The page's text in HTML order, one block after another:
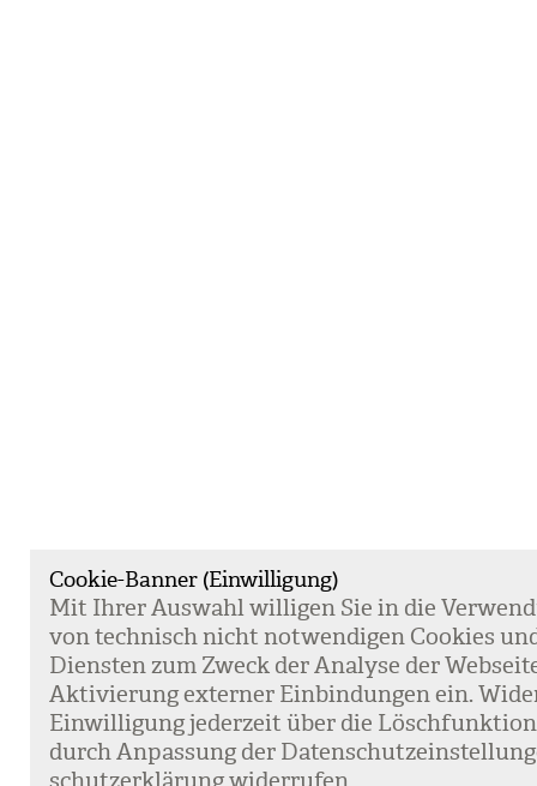
Cookie-Banner (Einwilligung)
Mit Ihrer Aus­wahl wil­li­gen Sie in die
von tech­nisch nicht not­wen­di­gen Coo­kies
Diens­ten zum Zweck der Ana­lyse der
Akti­vie­rung exter­ner Ein­bin­dun­gen ein.
Ein­wil­li­gung jeder­zeit über die
durch Anpas­sung der